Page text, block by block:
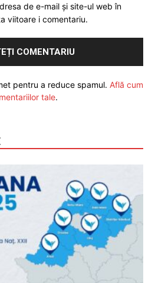
de e-mail și site-ul web în
viitoare i comentariu.
pentru a reduce spamul. Află cum
tale.